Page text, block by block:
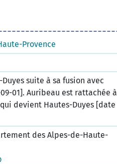
Provence
suite à sa fusion avec
01]. Auribeau est rattachée à
devient Hautes-Duyes [date
des Alpes-de-Haute-